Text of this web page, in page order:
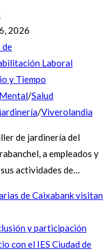
2026
de
Laboral
y Tiempo
/Salud
/Viverolandia
de jardinería del
a empleados y
actividades de…
de Caixabank visitan